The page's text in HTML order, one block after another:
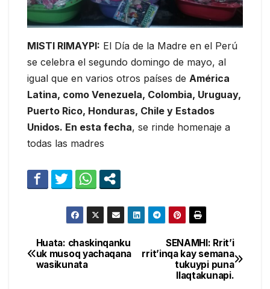
MISTI RIMAYPI: El Día de la Madre en el Perú
se celebra el segundo domingo de mayo, al
igual que en varios otros países de América
Latina, como Venezuela, Colombia, Uruguay,
Puerto Rico, Honduras, Chile y Estados
Unidos. En esta fecha, se rinde homenaje a
todas las madres
Navegación
de
SENAMHI: Rrit’i
rrit’inqa kay semana
tukuypi puna
llaqtakunapi.
Huata: chaskinqanku
uk musoq yachaqana
wasikunata